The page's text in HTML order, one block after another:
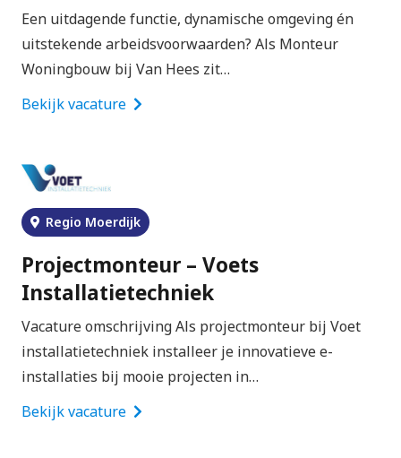
Een uitdagende functie, dynamische omgeving én
uitstekende arbeidsvoorwaarden? Als Monteur
Woningbouw bij Van Hees zit…
Bekijk vacature
Regio Moerdijk
Projectmonteur – Voets
Installatietechniek
Vacature omschrijving Als projectmonteur bij Voet
installatietechniek installeer je innovatieve e-
installaties bij mooie projecten in…
Bekijk vacature